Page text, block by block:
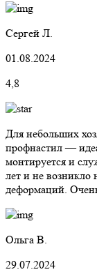
Сергей Л.
01.08.2024
4,8
Для небольших
профнастил —
монтируется и
лет и не
деформаций.
Ольга В.
29.07.2024